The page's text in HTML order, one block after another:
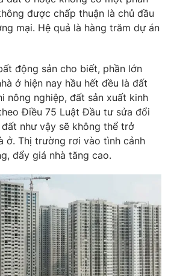
lai
Podcast
được chấp thuận là chủ đầu
mại. Hệ quả là hàng trăm dự án
động sản cho biết, phần lớn
ở hiện nay hầu hết đều là đất
nông nghiệp, đất sản xuất kinh
Điều 75 Luật Đầu tư sửa đổi
như vậy sẽ không thể trở
ở. Thị trường rơi vào tình cảnh
đẩy giá nhà tăng cao.